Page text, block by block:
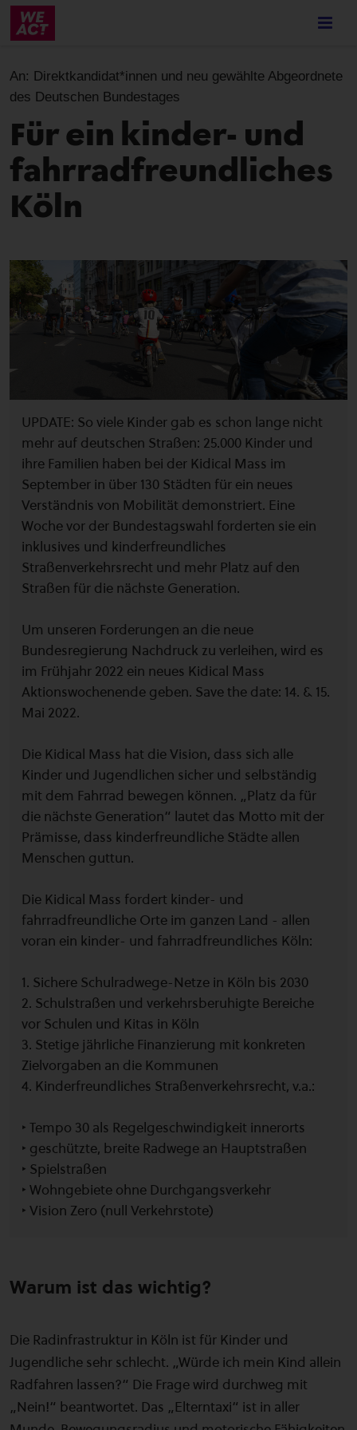
Skip
content
An: Direktkandidat*innen und neu gewählte Abgeordnete
des Deutschen Bundestages
Für ein kinder- und
fahrradfreundliches
Köln
UPDATE: So viele Kinder gab es schon lange nicht
mehr auf deutschen Straßen: 25.000 Kinder und
ihre Familien haben bei der Kidical Mass im
September in über 130 Städten für ein neues
Verständnis von Mobilität demonstriert. Eine
Woche vor der Bundestagswahl forderten sie ein
inklusives und kinderfreundliches
Straßenverkehrsrecht und mehr Platz auf den
Straßen für die nächste Generation.
Um unseren Forderungen an die neue
Bundesregierung Nachdruck zu verleihen, wird es
im Frühjahr 2022 ein neues Kidical Mass
Aktionswochenende geben. Save the date: 14. & 15.
Mai 2022.
Die Kidical Mass hat die Vision, dass sich alle
Kinder und Jugendlichen sicher und selbständig
mit dem Fahrrad bewegen können. „Platz da für
die nächste Generation“ lautet das Motto mit der
Prämisse, dass kinderfreundliche Städte allen
Menschen guttun.
Die Kidical Mass fordert kinder- und
fahrradfreundliche Orte im ganzen Land - allen
voran ein kinder- und fahrradfreundliches Köln:
1. Sichere Schulradwege-Netze in Köln bis 2030
2. Schulstraßen und verkehrsberuhigte Bereiche
vor Schulen und Kitas in Köln
3. Stetige jährliche Finanzierung mit konkreten
Zielvorgaben an die Kommunen
4. Kinderfreundliches Straßenverkehrsrecht, v.a.:
‣ Tempo 30 als Regelgeschwindigkeit innerorts
‣ geschützte, breite Radwege an Hauptstraßen
‣ Spielstraßen
‣ Wohngebiete ohne Durchgangsverkehr
‣ Vision Zero (null Verkehrstote)
Warum ist das wichtig?
Die Radinfrastruktur in Köln ist für Kinder und
Jugendliche sehr schlecht. „Würde ich mein Kind allein
Radfahren lassen?“ Die Frage wird durchweg mit
„Nein!“ beantwortet. Das „Elterntaxi“ ist in aller